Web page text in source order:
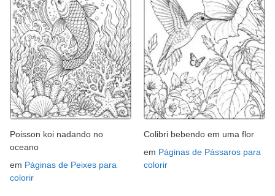
Poisson koi nadando no
oceano
em Páginas de Peixes para
colorir
Colibri bebendo em uma flor
em Páginas de Pássaros para
colorir